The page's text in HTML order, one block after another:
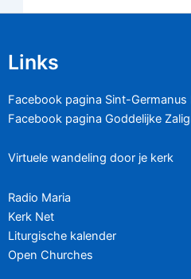
Links
Facebook pagina Sint-Germanus
Facebook pagina Goddelijke
Virtuele wandeling door je kerk
Radio Maria
Kerk Net
Liturgische kalender
Open Churches